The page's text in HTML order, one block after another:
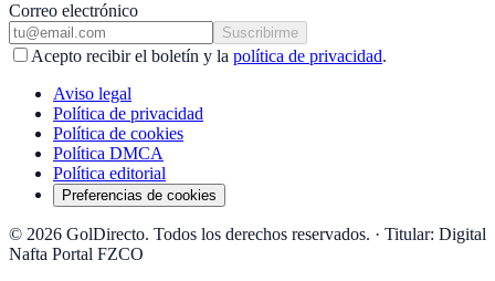
Correo electrónico
Suscribirme
Acepto recibir el boletín y la política de privacidad.
Aviso legal
Política de privacidad
Política de cookies
Política DMCA
Política editorial
Preferencias de cookies
© 2026 GolDirecto. Todos los derechos reservados. · Titular: Digital
Nafta Portal FZCO